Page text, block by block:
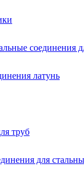
соединения
латунь
труб
для